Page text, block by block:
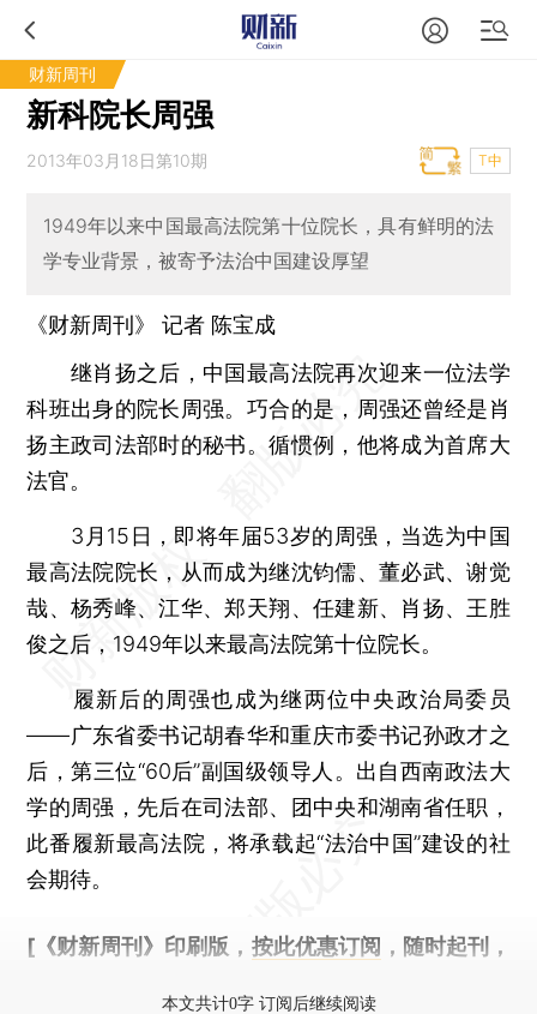
财新周刊
新科院长周强
2013年03月18日第10期 T中
1949年以来中国最高法院第十位院长，具有鲜明的法
学专业背景，被寄予法治中国建设厚望
《财新周刊》 记者 陈宝成
继肖扬之后，中国最高法院再次迎来一位法学
科班出身的院长周强。巧合的是，周强还曾经是肖
扬主政司法部时的秘书。循惯例，他将成为首席大
法官。
3月15日，即将年届53岁的周强，当选为中国
最高法院院长，从而成为继沈钧儒、董必武、谢觉
哉、杨秀峰、江华、郑天翔、任建新、肖扬、王胜
俊之后，1949年以来最高法院第十位院长。
履新后的周强也成为继两位中央政治局委员
——广东省委书记胡春华和重庆市委书记孙政才之
后，第三位“60后”副国级领导人。出自西南政法大
学的周强，先后在司法部、团中央和湖南省任职，
此番履新最高法院，将承载起“法治中国”建设的社
会期待。
[《财新周刊》印刷版， 按此优惠订阅 ，随时起刊，
本文共计0字 订阅后继续阅读